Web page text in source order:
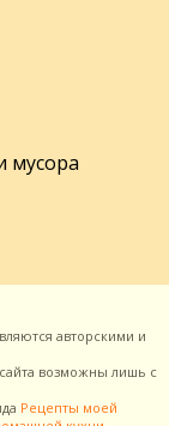
мусора
авторскими и
возможны лишь с
Рецепты моей